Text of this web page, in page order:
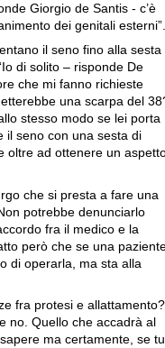
Giorgio de Santis - c’è
dei genitali esterni”.
il seno fino alla sesta
di solito – risponde De
che mi fanno richieste
una scarpa del
stesso modo se lei porta
il seno con una sesta di
oltre ad ottenere un
che si presta a fare una
potrebbe denunciarlo
fra il medico e la
però che se una
di operarla, ma sta alla
fra protesi e
no. Quello che accadrà al
ma certamente, se